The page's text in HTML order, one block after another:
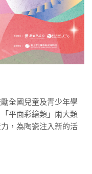
全國兒童及青少年學
平面彩繪類」兩大類
，為陶瓷注入新的活